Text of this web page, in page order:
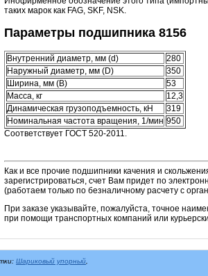
таких марок как FAG, SKF, NSK.
Параметры подшипника 8156
Внутренний диаметр, мм (d)
280
Наружный диаметр, мм (D)
350
Ширина, мм (B)
53
Масса, кг
12,3
Динамическая грузоподъемность, кН
319
Номинальная частота вращения, 1/мин 950
Соответствует ГОСТ 520-2011.
Как и все прочие подшипники качения и
зарегистрироваться, счет Вам придет по
(работаем только по безналичному расчету с
При заказе указывайте, пожалуйста, точное
при помощи транспортных компаний или
Шариковый упорный